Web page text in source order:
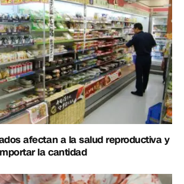
afectan a la salud reproductiva y
la cantidad